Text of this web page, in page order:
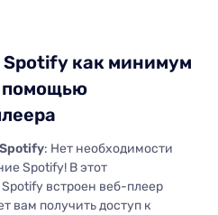
как минимум
помощью
: Нет необходимости
Spotify! В этот
встроен веб-плеер
вам получить доступ к